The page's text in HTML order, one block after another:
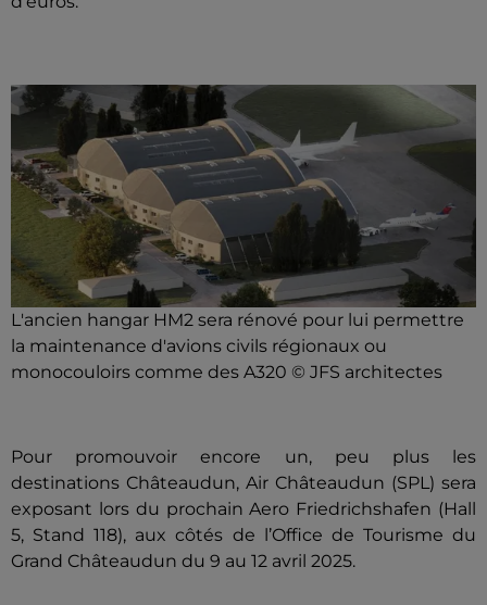
L'ancien hangar HM2 sera rénové pour lui permettre
la maintenance d'avions civils régionaux ou
monocouloirs comme des A320 © JFS architectes
Pour promouvoir encore un, peu plus les
destinations Châteaudun, Air Châteaudun (SPL) sera
exposant lors du prochain Aero Friedrichshafen (Hall
5, Stand 118), aux côtés de l’Office de Tourisme du
Grand Châteaudun du 9 au 12 avril 2025.